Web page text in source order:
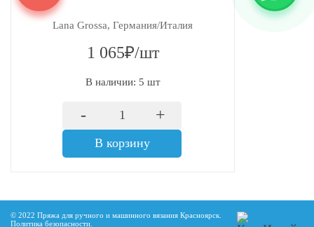
Lana Grossa, Германия/Италия
1 065₽/шт
В наличии: 5 шт
- +
В корзину
© 2022 Пряжа для ручного и машинного вязания Красноярск.
Политика безопасности